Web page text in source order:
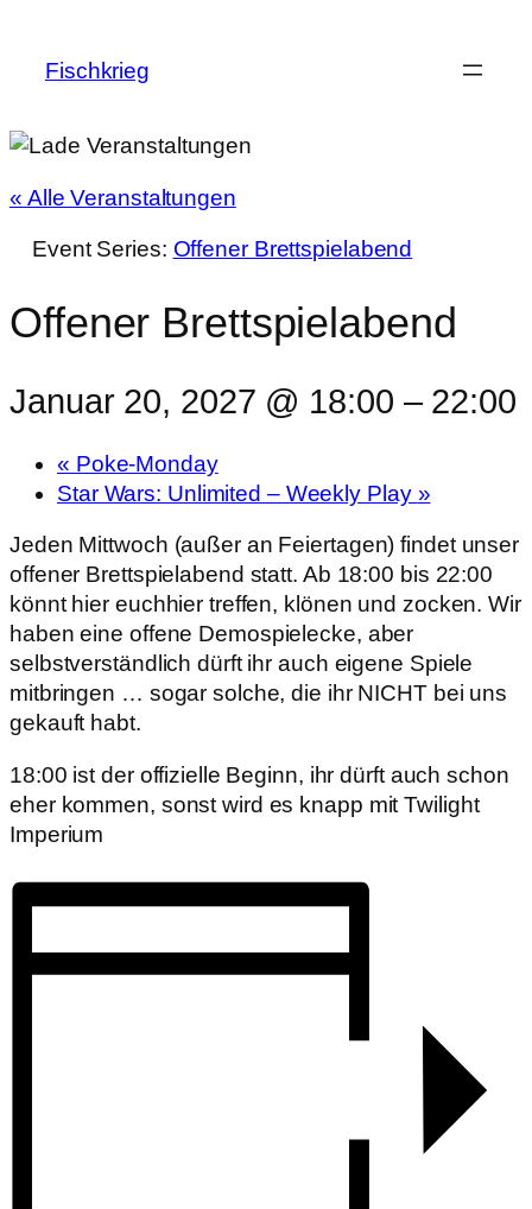
Fischkrieg
« Alle Veranstaltungen
Event Series: Offener Brettspielabend
Offener Brettspielabend
Januar 20, 2027 @ 18:00 – 22:00
« Poke-Monday
Star Wars: Unlimited – Weekly Play »
Jeden Mittwoch (außer an Feiertagen) findet unser
offener Brettspielabend statt. Ab 18:00 bis 22:00
könnt hier euchhier treffen, klönen und zocken. Wir
haben eine offene Demospielecke, aber
selbstverständlich dürft ihr auch eigene Spiele
mitbringen … sogar solche, die ihr NICHT bei uns
gekauft habt.
18:00 ist der offizielle Beginn, ihr dürft auch schon
eher kommen, sonst wird es knapp mit Twilight
Imperium